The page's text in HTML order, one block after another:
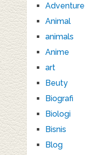
Adventure
Animal
animals
Anime
art
Beuty
Biografi
Biologi
Bisnis
Blog